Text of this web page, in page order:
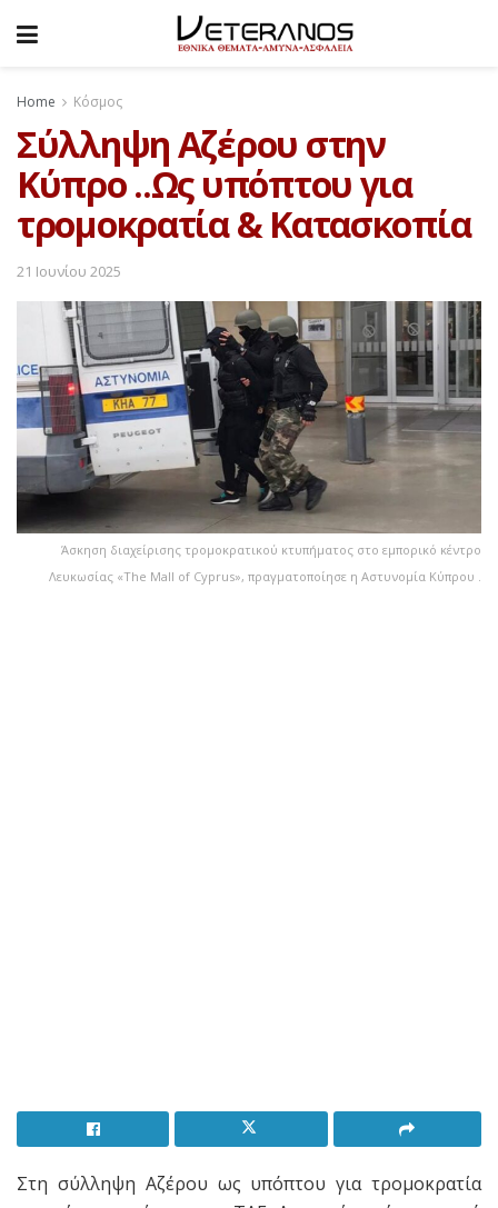
Home Κόσμος
Σύλληψη Αζέρου στην
Κύπρο ..Ως υπόπτου για
τρομοκρατία & Κατασκοπία
21 Ιουνίου 2025
Άσκηση διαχείρισης τρομοκρατικού κτυπήματος στο εμπορικό κέντρο
Λευκωσίας «The Mall of Cyprus», πραγματοποίησε η Αστυνομία Κύπρου .
Στη σύλληψη Αζέρου ως υπόπτου για τρομοκρατία